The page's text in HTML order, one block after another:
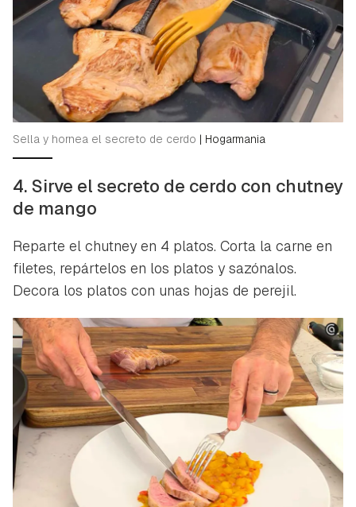
Sella y hornea el secreto de cerdo | Hogarmania
4. Sirve el secreto de cerdo con chutney
de mango
Reparte el chutney en 4 platos. Corta la carne en
filetes, repártelos en los platos y sazónalos.
Decora los platos con unas hojas de perejil.